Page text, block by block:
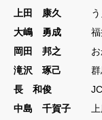
上田 康久
大嶋 勇成
岡田 邦之
滝沢 琢己
長 和俊
中島 千賀子
学会発行
学術集会
このサイ
個人情報